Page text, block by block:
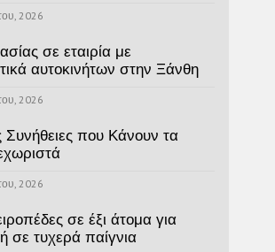
2026
σε εταιρία με
αυτοκινήτων στην Ξάνθη
2026
Συνήθειες που Κάνουν τα
2026
σε έξι άτομα για
σε τυχερά παίγνια